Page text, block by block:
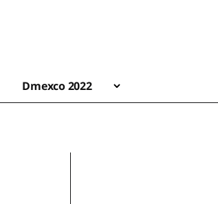
Dmexco 2022